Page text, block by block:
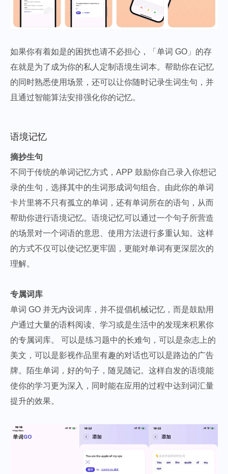
如果你有着如是的困扰也请不必担心，「单词 GO」的存
在就是为了成为你的私人定制语境生词本。帮助你在记忆
的同时熟悉使用场景，还可以让你随时记录生词生句，并
且通过智能算法安排强化你的记忆。
语境记忆
摘抄生句
不同于传统的单词记忆方式，APP 鼓励你自己录入你想记
录的生句，选择其中的生词形成词句组合。由此你的单词
卡片里将不只有孤立的单词，还有单词所在的语句，从而
帮助你进行语境记忆。语境记忆可以通过一个句子所营造
的场景对一个词语的意思、使用方法进行多重认知。这样
的方式不仅可以使记忆更牢固，更能对单词有更深层次的
理解。
专属词库
单词 GO 并无内设词库，并不提倡机械记忆，而是鼓励用
户通过大量的语料阅读、学习或是生活中的发现来积累你
的专属词库。 可以是练习题中的长难句，可以是杂志上的
美文，可以是影视作品里有趣的对话也可以是路边的广告
牌。陌生单词，好的句子，随见随记。这样自发的语境能
使你的学习更为深入，同时能在应用的过程中达到词汇量
提升的效果。